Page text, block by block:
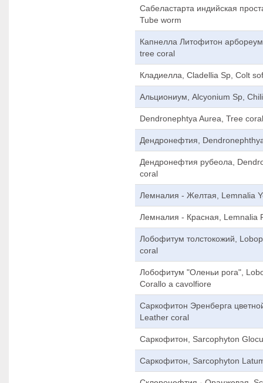
Сабеластарта индийская
Tube worm
Капнелла Литофитон
tree coral
Кладиелла, Cladellia Sp, Colt
Альциониум, Alcyonium Sp,
Dendronephtya Aurea, Tree coral
Дендронефтия,
Дендронефтия рубеола,
coral
Лемналия - Желтая, Lemnalia
Лемналия - Красная, Lemnalia
Лобофитум толстокожий,
coral
Лобофитум "Оленьи рога",
Corallo a cavolfiore
Саркофитон Эренберга
Leather coral
Саркофитон, Sarcophyton
Саркофитон, Sarcophyton